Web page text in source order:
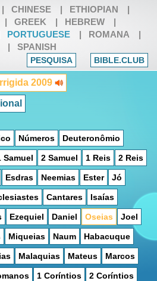
| CHINESE | ETHIOPIAN
|
| GREEK | HEBREW
|
PORTUGUESE | ROMANA
|
| SPANISH
PESQUISA BIBLE.CLUB
2009
Números Deuteronômio
Samuel 2 Samuel 1 Reis 2 Reis
Esdras Neemias Ester Jó
Cantares Isaías
Ezequiel Daniel Oseias Joel
Miqueias Naum Habacuque
Malaquias Mateus Marcos
1 Coríntios 2 Coríntios